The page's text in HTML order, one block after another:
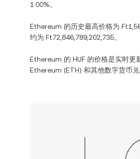
1.00%。
Ethereum 的历史最高价格为
约为 Ft72,846,789,202,735。
Ethereum 的 HUF 的价格是实时更
Ethereum (ETH) 和其他数字货币